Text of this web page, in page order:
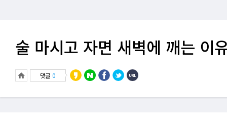
술 마시고 자면 새벽에 깨는 이
댓글 0